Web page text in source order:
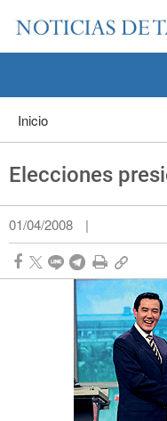
Pase a contenido
Inicio
Elecciones
01/04/2008 |